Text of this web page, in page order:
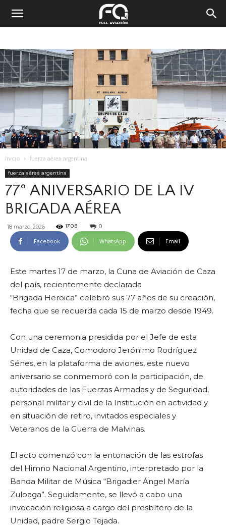
Inicio fuerza aérea argentina
fuerza aérea argentina
77° ANIVERSARIO DE LA IV
BRIGADA AÉREA
18 marzo, 2026 1708 0
Facebook WhatsApp Email
Este martes 17 de marzo, la Cuna de Aviación de Caza
del país, recientemente declarada
“Brigada Heroica” celebró sus 77 años de su creación,
fecha que se recuerda cada 15 de marzo desde 1949.
Con una ceremonia presidida por el Jefe de esta
Unidad de Caza, Comodoro Jerónimo Rodríguez
Sénes, en la plataforma de aviones, este nuevo
aniversario se conmemoró con la participación, de
autoridades de las Fuerzas Armadas y de Seguridad,
personal militar y civil de la Institución en actividad y
en situación de retiro, invitados especiales y
Veteranos de la Guerra de Malvinas.
El acto comenzó con la entonación de las estrofas
del Himno Nacional Argentino, interpretado por la
Banda Militar de Música “Brigadier Ángel María
Zuloaga”. Seguidamente, se llevó a cabo una
invocación religiosa a cargo del presbítero de la
Unidad, padre Sergio Tejada.